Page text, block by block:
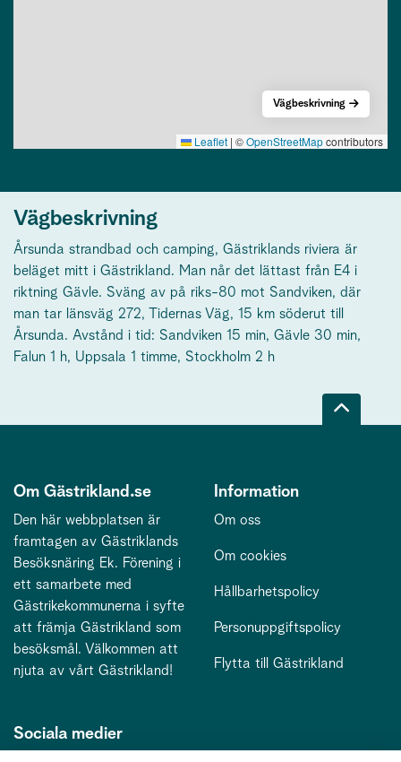
Leaflet | ©OpenStreetMapcontributors
Vägbeskrivning
Vägbeskrivning
Årsunda strandbad och camping, Gästriklands riviera är
beläget mitt i Gästrikland. Man når det lättast från E4 i
riktning Gävle. Sväng av på riks-80 mot Sandviken, där
man tar länsväg 272, Tidernas Väg, 15 km söderut till
Årsunda. Avstånd i tid: Sandviken 15 min, Gävle 30 min,
Falun 1 h, Uppsala 1 timme, Stockholm 2 h
Om Gästrikland.se
Den här webbplatsen är
framtagen av Gästriklands
Besöksnäring Ek. Förening i
ett samarbete med
Gästrikekommunerna i syfte
att främja Gästrikland som
besöksmål. Välkommen att
njuta av vårt Gästrikland!
Information
Om oss
Om cookies
Hållbarhetspolicy
Personuppgiftspolicy
Flytta till Gästrikland
Sociala medier